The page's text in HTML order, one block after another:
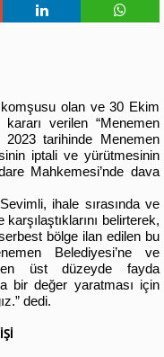
komşusu olan ve 30 Ekim
verilen “Menemen
tarihinde Menemen
iptali ve yürütmesinin
Mahkemesi’nde dava
ihale sırasında ve
belirterek,
bölge ilan edilen bu
Belediyesi’ne ve
en üst düzeyde fayda
bir değer yaratması için
dedi.